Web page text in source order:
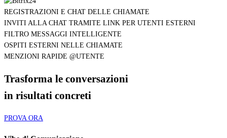
MENZIONI RAPIDE @UTENTE
INVITI ALLA CHAT TRAMITE LINK PER UTENTI ESTERNI
FILTRO MESSAGGI INTELLIGENTE
CREAZIONE AUTOMATICA DI INCARICHI CON IA
MENZIONI RAPIDE @UTENTE
Trasforma le conversazioni
in risultati concreti
PROVA ORA